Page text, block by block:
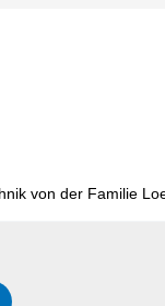
von der Familie